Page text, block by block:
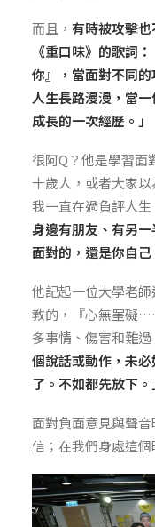
而且， 有時被攻擊
《重口味》的歌詞
你』，當面對不同
人生長路漫漫，當
成長的一次經歷。」
很阿Q？他是學習面
十歲人，或者大家
我一直在過負評人
身邊有朋友、有另
面對的，還是你自己
他記起一位大學老
教的，『心無罣礙
多事情、傷害和難
個說話或動作，未
了。不如都先放下。
面對負面意見與聲
信；在我們身處這個